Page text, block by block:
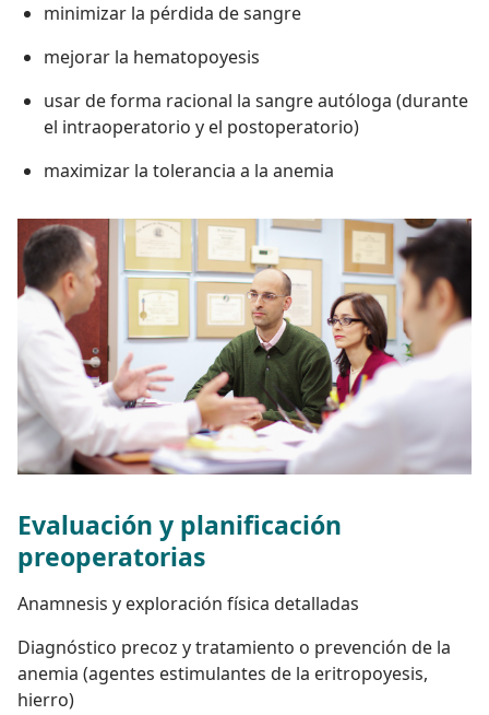
minimizar la pérdida de sangre
mejorar la hematopoyesis
usar de forma racional la sangre autóloga (durante
el intraoperatorio y el postoperatorio)
maximizar la tolerancia a la anemia
Evaluación y planificación
preoperatorias
Anamnesis y exploración física detalladas
Diagnóstico precoz y tratamiento o prevención de la
anemia (agentes estimulantes de la eritropoyesis,
hierro)